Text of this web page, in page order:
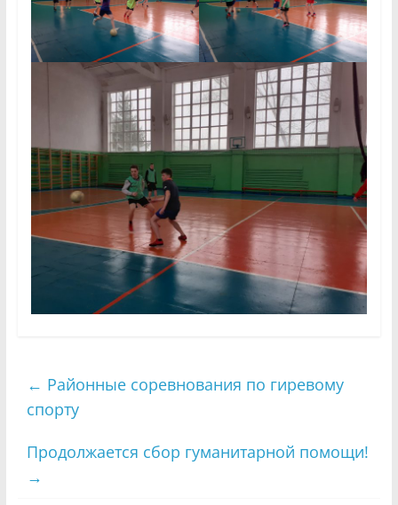
← Районные соревнования по гиревому
спорту
Продолжается сбор гуманитарной помощи!
→